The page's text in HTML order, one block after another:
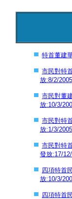
特首董建
市民對特
放:8/2/
市民對董
放:10/3/
市民對特
放:1/3/
市民對特
發放:17/
四項特首
放:10/3/
四項特首